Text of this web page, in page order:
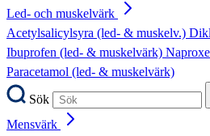
Led- och muskelvärk
Acetylsalicylsyra (led- & muskelv.)
Ibuprofen (led- & muskelvärk)
Paracetamol (led- & muskelvärk)
Sök
Mensvärk